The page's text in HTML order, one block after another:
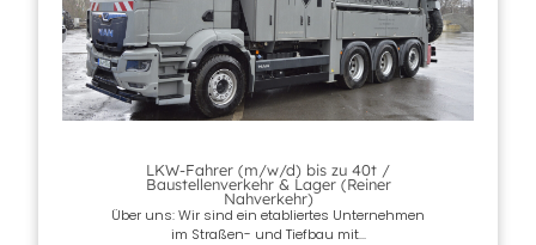
LKW-Fahrer (m/w/d) bis zu 40t /
Baustellenverkehr & Lager (Reiner
Nahverkehr)
Über uns: Wir sind ein etabliertes Unternehmen
im Straßen- und Tiefbau mit...